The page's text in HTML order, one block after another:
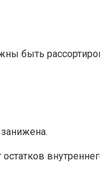
быть
остатков